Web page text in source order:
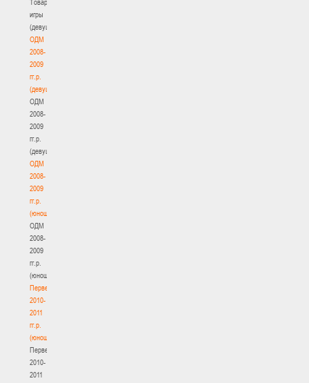
Товарищеские
игры
(девушки)
ОДМ
2008-
2009
гг.р.
(девушки)
ОДМ
2008-
2009
гг.р.
(девушки)
ОДМ
2008-
2009
гг.р.
(юноши)
ОДМ
2008-
2009
гг.р.
(юноши)
Первенство
2010-
2011
гг.р.
(юноши)
Первенство
2010-
2011